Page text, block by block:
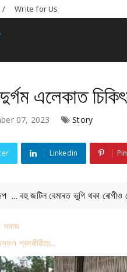
Write for Us
এলেকাত
07, 2023 Story
Linkedin
... বহু জটিল বেমাৰত ভুগি থকা
সমাজ
শ্ৰমজীৱীয়ে...